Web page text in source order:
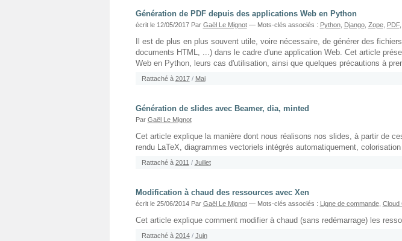
Génération de PDF depuis des applications Web en Python
écrit le 12/05/2017 Par Gaël Le Mignot — Mots-clés associés : Python, Django, Zope, PDF,
Il est de plus en plus souvent utile, voire nécessaire, de générer des
documents HTML, ...) dans le cadre d'une application Web. Cet article
Web en Python, leurs cas d'utilisation, ainsi que quelques précautions à
Rattaché à 2017 / Mai
Génération de slides avec Beamer, dia, minted
Par Gaël Le Mignot
Cet article explique la manière dont nous réalisons nos slides, à partir de
rendu LaTeX, diagrammes vectoriels intégrés automatiquement,
Rattaché à 2011 / Juillet
Modification à chaud des ressources avec Xen
écrit le 25/06/2014 Par Gaël Le Mignot — Mots-clés associés : Ligne de commande, Cloud
Cet article explique comment modifier à chaud (sans redémarrage) les
Rattaché à 2014 / Juin